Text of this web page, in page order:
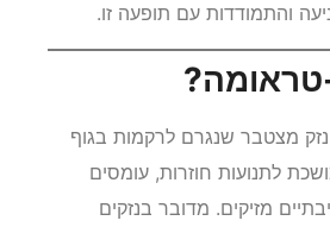
והתמודדות עם תופעה זו.
טראומה?
מצטבר שנגרם לרקמות בגוף
לתנועות חוזרות, עומסים
מזיקים. מדובר בנזקים